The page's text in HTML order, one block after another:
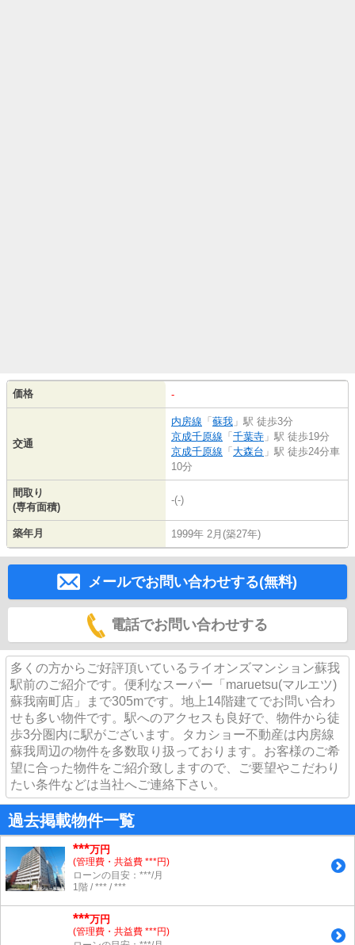
価格 -
交通
内房線 「 蘇我 」駅 徒歩3分
京成千原線 「 千葉寺 」駅 徒歩19分
京成千原線 「 大森台 」駅 徒歩24分車
10分
間取り
(専有面積)
-(-)
築年月 1999年 2月(築27年)
メールでお問い合わせする(無料)
電話でお問い合わせする
多くの方からご好評頂いているライオンズマンション蘇我
駅前のご紹介です。便利なスーパー「maruetsu(マルエツ)
蘇我南町店」まで305mです。地上14階建てでお問い合わ
せも多い物件です。駅へのアクセスも良好で、物件から徒
歩3分圏内に駅がございます。タカショー不動産は内房線
蘇我周辺の物件を多数取り扱っております。お客様のご希
望に合った物件をご紹介致しますので、ご要望やこだわり
たい条件などは当社へご連絡下さい。
過去掲載物件一覧
***万円
(管理費・共益費 ***円)
ローンの目安：***/月
1階 / *** / ***
***万円
(管理費・共益費 ***円)